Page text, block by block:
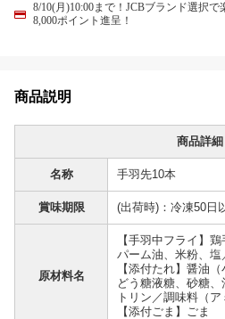
8/10(月)10:00まで！JCBブランド選択
8,000ポイント進呈！
商品説明
商品詳細
名称 手羽先10本
賞味期限 (出荷時)：冷凍50日
原材料名
【手羽中フライ】
パーム油、米粉、塩
【添付たれ】醤油
どう糖液糖、砂糖
トリン／調味料（
【添付ごま】ごま